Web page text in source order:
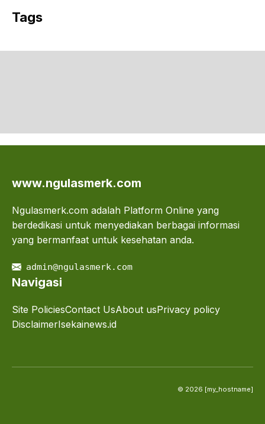
Tags
www.ngulasmerk.com
Ngulasmerk.com adalah Platform Online yang
berdedikasi untuk menyediakan berbagai informasi
yang bermanfaat untuk kesehatan anda.
admin@ngulasmerk.com
Navigasi
Site PoliciesContact UsAbout usPrivacy policy
DisclaimerIsekainews.id
© 2026 [my_hostname]